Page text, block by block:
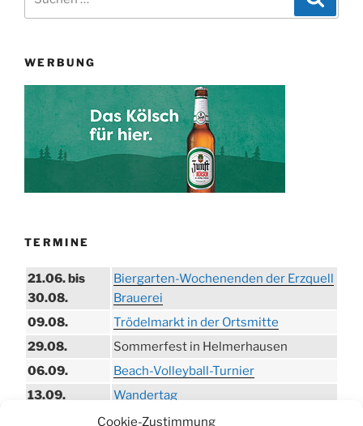
Cookie-Zustimmung
WERBUNG
TERMINE
21.06. bis
30.08.
Biergarten-Wochenenden der Erzquell
Brauerei
09.08.
Trödelmarkt in der Ortsmitte
29.08.
Sommerfest in Helmerhausen
06.09.
Beach-Volleyball-Turnier
13.09.
Wandertag
Treckertreffen in Hengstenberg